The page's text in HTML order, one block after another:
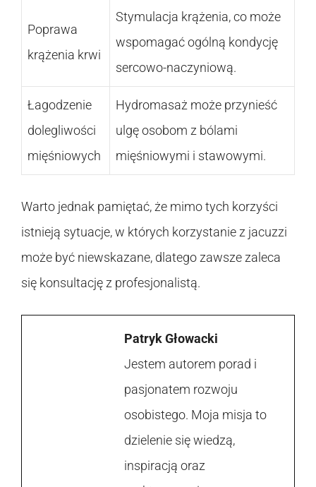
Poprawa
krążenia krwi
Stymulacja krążenia, co może
wspomagać ogólną kondycję
sercowo-naczyniową.
Łagodzenie
dolegliwości
mięśniowych
Hydromasaż może przynieść
ulgę osobom z bólami
mięśniowymi i stawowymi.
Warto jednak pamiętać, że mimo tych korzyści
istnieją sytuacje, w których korzystanie z jacuzzi
może być niewskazane, dlatego zawsze zaleca
się konsultację z profesjonalistą.
Patryk Głowacki
Jestem autorem porad i
pasjonatem rozwoju
osobistego. Moja misja to
dzielenie się wiedzą,
inspiracją oraz